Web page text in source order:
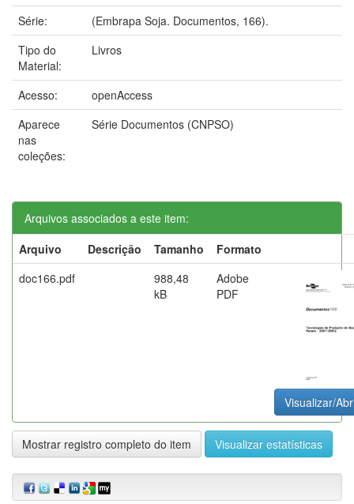
Série:
(Embrapa Soja. Documentos, 166).
Tipo do
Material:
Livros
Acesso:
openAccess
Aparece
nas
coleções:
Série Documentos (CNPSO)
Arquivos associados a este item:
Arquivo
Descrição Tamanho
Formato
doc166.pdf
988,48
kB
Adobe
PDF
Visualizar/
Mostrar registro completo do item Visualizar estatísticas